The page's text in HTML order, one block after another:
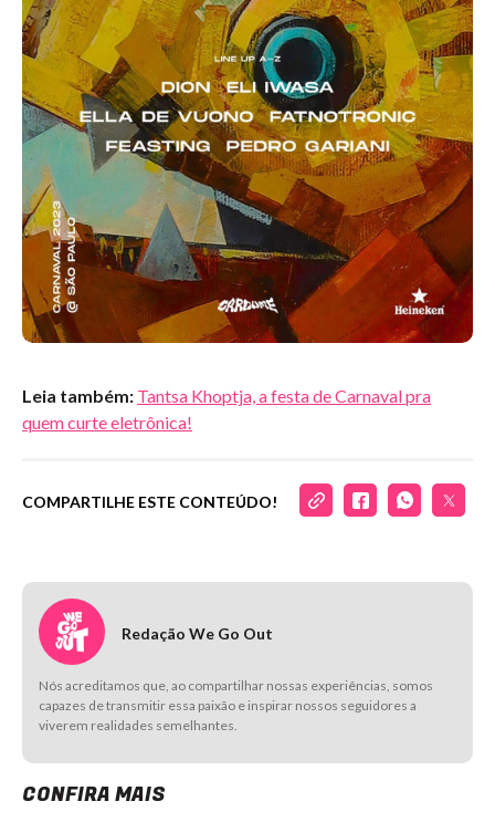
Leia também: Tantsa Khoptja, a festa de Carnaval pra
quem curte eletrônica!
COMPARTILHE ESTE CONTEÚDO!
Redação We Go Out
Nós acreditamos que, ao compartilhar nossas experiências, somos
capazes de transmitir essa paixão e inspirar nossos seguidores a
viverem realidades semelhantes.
CONFIRA MAIS